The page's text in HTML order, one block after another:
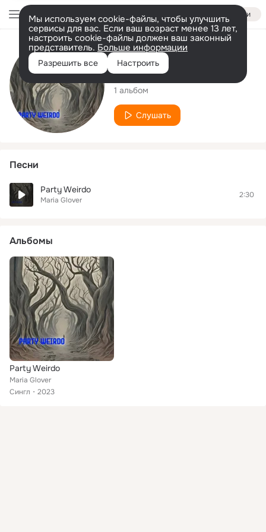
Войти
Мы используем cookie-файлы, чтобы улучшить
сервисы для вас. Если ваш возраст менее 13 лет,
настроить cookie-файлы должен ваш законный
представитель. Больше информации
Разрешить все Настроить
Исполнитель
Maria Glover
1 альбом
Слушать
Песни
Party Weirdo
Maria Glover
2:30
Альбомы
Party Weirdo
Maria Glover
Сингл
2023